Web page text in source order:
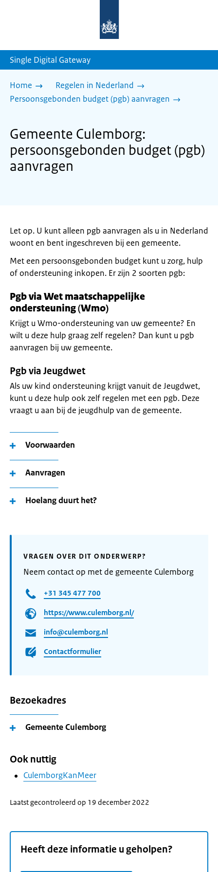
homepage
Single Digital Gateway
Home
Regelen in Nederland
Persoonsgebonden budget (pgb) aanvragen
Gemeente Culemborg:
persoonsgebonden budget (pgb)
aanvragen
Let op. U kunt alleen pgb aanvragen als u in Nederland
woont en bent ingeschreven bij een gemeente.
Met een persoonsgebonden budget kunt u zorg, hulp
of ondersteuning inkopen. Er zijn 2 soorten pgb:
Pgb via Wet maatschappelijke
ondersteuning(Wmo)
Krijgt u Wmo-ondersteuning van uw gemeente? En
wilt u deze hulp graag zelf regelen? Dan kunt u pgb
aanvragen bij uw gemeente.
Pgb via Jeugdwet
Als uw kind ondersteuning krijgt vanuit de Jeugdwet,
kunt u deze hulp ook zelf regelen met een pgb. Deze
vraagt u aan bij de jeugdhulp van de gemeente.
Voorwaarden
Aanvragen
Hoelang duurt het?
VRAGEN OVER DIT ONDERWERP?
Neem contact op met de gemeente Culemborg
+31 345 477 700
https://www.culemborg.nl/
info@culemborg.nl
Contactformulier
Bezoekadres
Gemeente Culemborg
Ook nuttig
CulemborgKanMeer
Laatst gecontroleerd op 19 december 2022
Heeft deze informatie u geholpen?